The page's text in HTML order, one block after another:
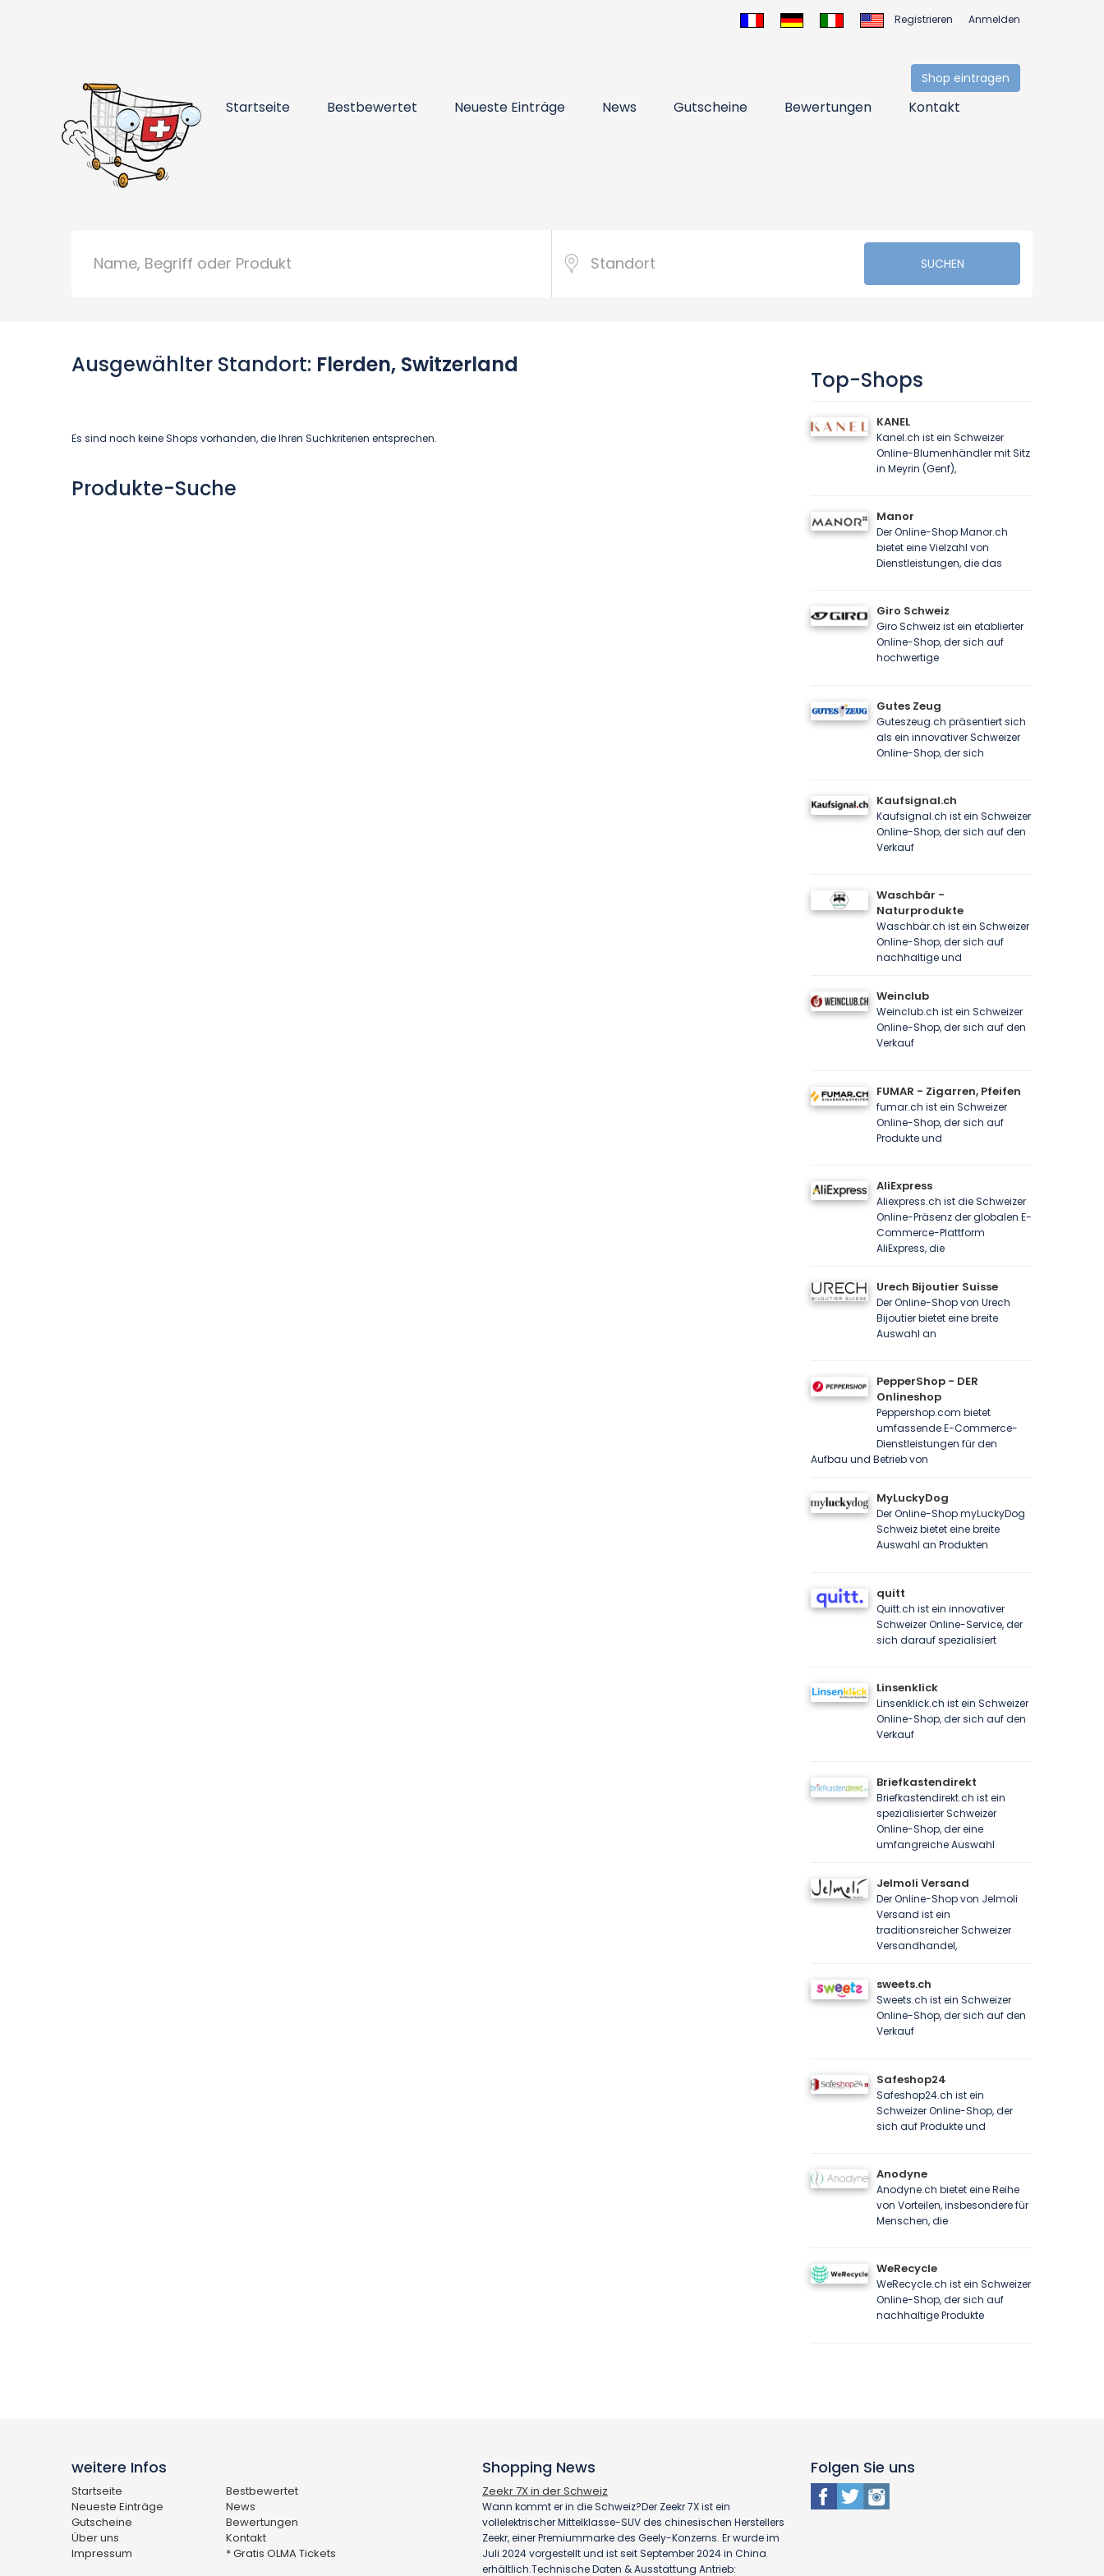
Registrieren Anmelden
Shop eintragen
Startseite Bestbewertet Neueste Einträge News Gutscheine Bewertungen Kontakt
SUCHEN
Ausgewählter Standort: Flerden, Switzerland
Es sind noch keine Shops vorhanden, die Ihren Suchkriterien entsprechen.
Produkte-Suche
Top-Shops
KANEL
Kanel.ch ist ein Schweizer
Online-Blumenhändler mit Sitz
in Meyrin (Genf),
Manor
Der Online-Shop Manor.ch
bietet eine Vielzahl von
Dienstleistungen, die das
Giro Schweiz
Giro Schweiz ist ein etablierter
Online-Shop, der sich auf
hochwertige
Gutes Zeug
Guteszeug.ch präsentiert sich
als ein innovativer Schweizer
Online-Shop, der sich
Kaufsignal.ch
Kaufsignal.ch ist ein Schweizer
Online-Shop, der sich auf den
Verkauf
Waschbär -
Naturprodukte
Waschbär.ch ist ein Schweizer
Online-Shop, der sich auf
nachhaltige und
Weinclub
Weinclub.ch ist ein Schweizer
Online-Shop, der sich auf den
Verkauf
FUMAR - Zigarren, Pfeifen
fumar.ch ist ein Schweizer
Online-Shop, der sich auf
Produkte und
AliExpress
Aliexpress.ch ist die Schweizer
Online-Präsenz der globalen E-
Commerce-Plattform
AliExpress, die
Urech Bijoutier Suisse
Der Online-Shop von Urech
Bijoutier bietet eine breite
Auswahl an
PepperShop - DER
Onlineshop
Peppershop.com bietet
umfassende E-Commerce-
Dienstleistungen für den
Aufbau und Betrieb von
MyLuckyDog
Der Online-Shop myLuckyDog
Schweiz bietet eine breite
Auswahl an Produkten
quitt
Quitt.ch ist ein innovativer
Schweizer Online-Service, der
sich darauf spezialisiert
Linsenklick
Linsenklick.ch ist ein Schweizer
Online-Shop, der sich auf den
Verkauf
Briefkastendirekt
Briefkastendirekt.ch ist ein
spezialisierter Schweizer
Online-Shop, der eine
umfangreiche Auswahl
Jelmoli Versand
Der Online-Shop von Jelmoli
Versand ist ein
traditionsreicher Schweizer
Versandhandel,
sweets.ch
Sweets.ch ist ein Schweizer
Online-Shop, der sich auf den
Verkauf
Safeshop24
Safeshop24.ch ist ein
Schweizer Online-Shop, der
sich auf Produkte und
Anodyne
Anodyne.ch bietet eine Reihe
von Vorteilen, insbesondere für
Menschen, die
WeRecycle
WeRecycle.ch ist ein Schweizer
Online-Shop, der sich auf
nachhaltige Produkte
weitere Infos
Startseite
Bestbewertet
Neueste Einträge
News
Gutscheine
Bewertungen
Über uns
Kontakt
Impressum
* Gratis OLMA Tickets
Shopping News
Zeekr 7X in der Schweiz
Wann kommt er in die Schweiz?Der Zeekr 7X ist ein
vollelektrischer Mittelklasse-SUV des chinesischen Herstellers
Zeekr, einer Premiummarke des Geely-Konzerns. Er wurde im
Juli 2024 vorgestellt und ist seit September 2024 in China
erhältlich.Technische Daten & Ausstattung Antrieb:
Folgen Sie uns